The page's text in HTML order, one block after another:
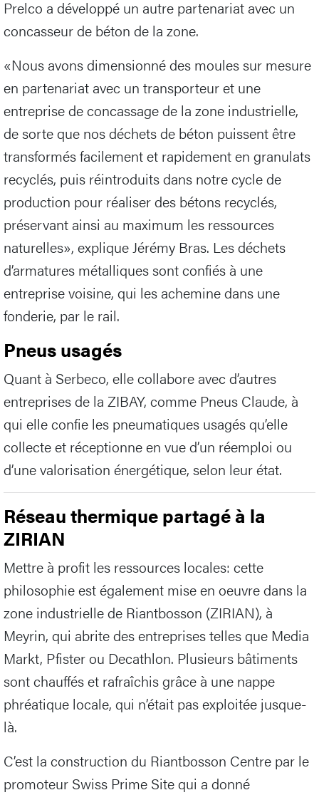
Prelco a développé un autre partenariat avec un
concasseur de béton de la zone.
«Nous avons dimensionné des moules sur mesure
en partenariat avec un transporteur et une
entreprise de concassage de la zone industrielle,
de sorte que nos déchets de béton puissent être
transformés facilement et rapidement en granulats
recyclés, puis réintroduits dans notre cycle de
production pour réaliser des bétons recyclés,
préservant ainsi au maximum les ressources
naturelles», explique Jérémy Bras. Les déchets
d’armatures métalliques sont confiés à une
entreprise voisine, qui les achemine dans une
fonderie, par le rail.
Pneus usagés
Quant à Serbeco, elle collabore avec d’autres
entreprises de la ZIBAY, comme Pneus Claude, à
qui elle confie les pneumatiques usagés qu’elle
collecte et réceptionne en vue d’un réemploi ou
d’une valorisation énergétique, selon leur état.
Réseau thermique partagé à la
ZIRIAN
Mettre à profit les ressources locales: cette
philosophie est également mise en oeuvre dans la
zone industrielle de Riantbosson (ZIRIAN), à
Meyrin, qui abrite des entreprises telles que Media
Markt, Pfister ou Decathlon. Plusieurs bâtiments
sont chauffés et rafraîchis grâce à une nappe
phréatique locale, qui n’était pas exploitée jusque-
là.
C’est la construction du Riantbosson Centre par le
promoteur Swiss Prime Site qui a donné